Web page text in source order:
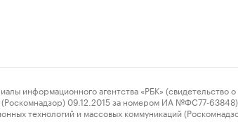
агентства «РБК» (свидетельство о
09.12.2015 за номером ИА №ФС77-63848)
технологий и массовых коммуникаций